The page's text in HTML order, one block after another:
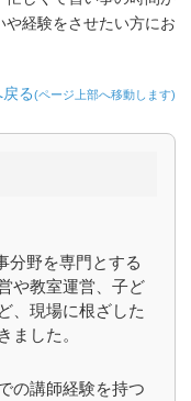
経験をさせたい方にお
る(ページ上部へ移動します)
分野を専門とする
や教室運営、子ど
、現場に根ざした
ました。
の講師経験を持つ